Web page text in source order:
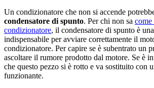
Un condizionatore che non si accende
condensatore di spunto. Per chi non sa
condizionatore, il condensatore di spunto è
indispensabile per avviare correttamente il
condizionatore. Per capire se è subentrato un
ascoltare il rumore prodotto dal motore. Se è
che questo pezzo si è rotto e va sostituito con
funzionante.